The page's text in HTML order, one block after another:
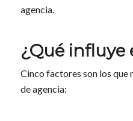
agencia.
¿Qué influye
Cinco factores son los que
de agencia: